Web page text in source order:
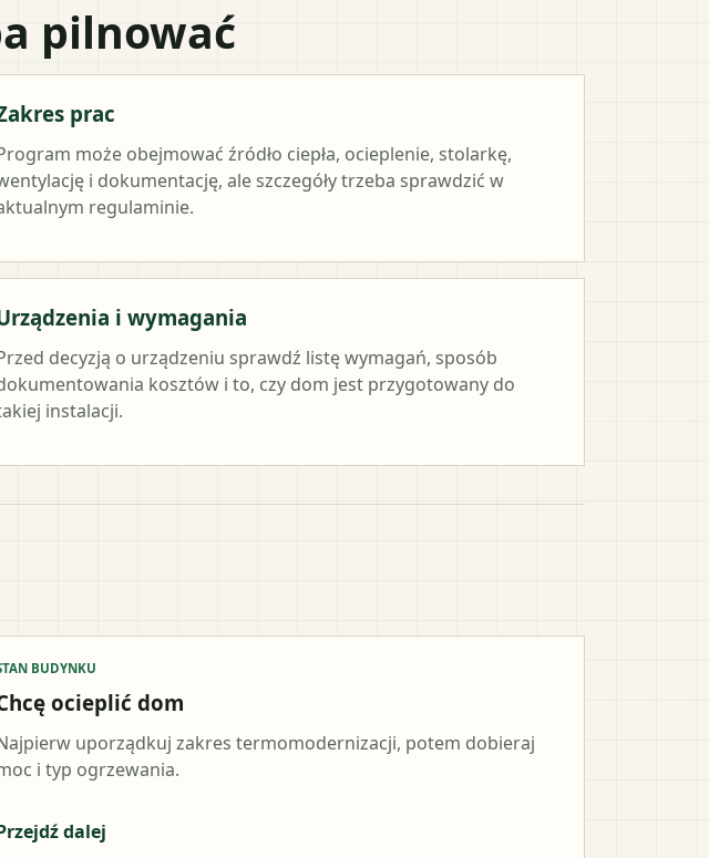
pilnować
prac
może obejmować źródło ciepła, ocieplenie, stolarkę,
i dokumentację, ale szczegóły trzeba sprawdzić w
regulaminie.
i wymagania
decyzją o urządzeniu sprawdź listę wymagań, sposób
kosztów i to, czy dom jest przygotowany do
instalacji.
BUDYNKU
ocieplić dom
uporządkuj zakres termomodernizacji, potem dobieraj
i typ ogrzewania.
dalej